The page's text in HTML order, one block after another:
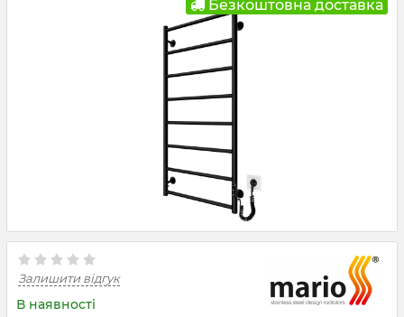
Безкоштовна доставка
Залишити відгук
В наявності